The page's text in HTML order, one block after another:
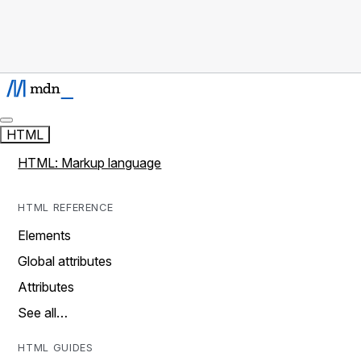
HTML
HTML: Markup language
HTML REFERENCE
Elements
Global attributes
Attributes
See all…
HTML GUIDES